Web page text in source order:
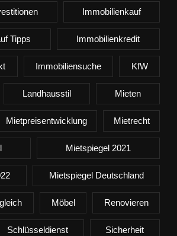
Immobilienkauf
Tipps Immobilienkredit
Immobiliensuche KfW
Landhausstil Mieten
Mietpreisentwicklung Mietrecht
Mietspiegel 2021
Mietspiegel Deutschland
Möbel Renovieren
Schlüsseldienst Sicherheit